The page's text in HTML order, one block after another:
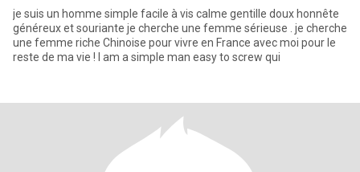
je suis un homme simple facile à vis calme gentille doux honnête
généreux et souriante je cherche une femme sérieuse . je cherche
une femme riche Chinoise pour vivre en France avec moi pour le
reste de ma vie ! I am a simple man easy to screw qui